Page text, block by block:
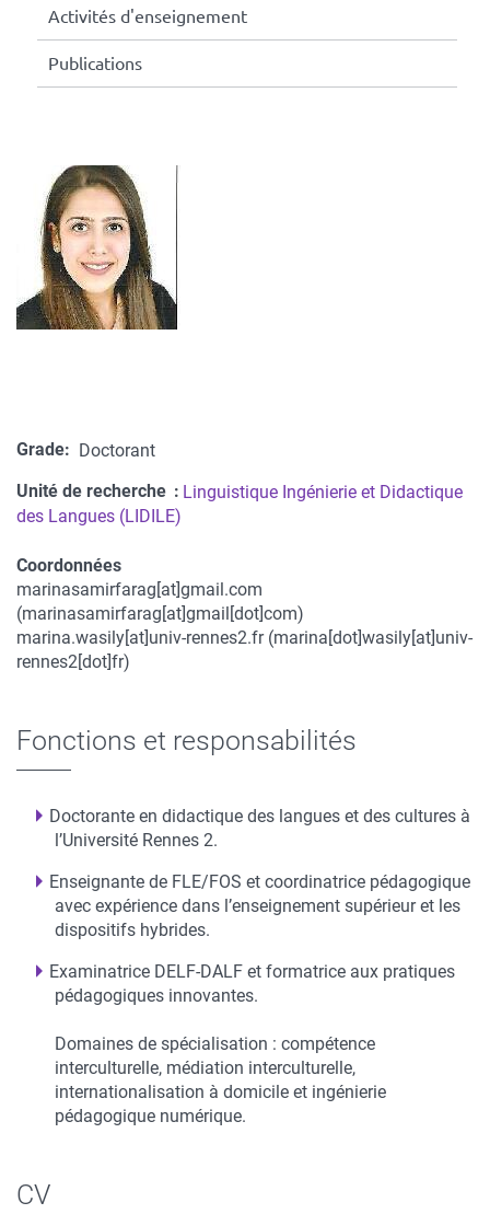
Activités d'enseignement
Publications
Grade
Doctorant
Unité de recherche
Linguistique Ingénierie et Didactique
des Langues (LIDILE)
Coordonnées
Coordonnées
marinasamirfarag[at]gmail.com
(marinasamirfarag[at]gmail[dot]com)
marina.wasily[at]univ-rennes2.fr(marina[dot]wasily[at]univ-
rennes2[dot]fr)
Fonctions et responsabilités
Doctorante en didactique des langues et des cultures à
l’Université Rennes 2.
Enseignante de FLE/FOS et coordinatrice pédagogique
avec expérience dans l’enseignement supérieur et les
dispositifs hybrides.
Examinatrice DELF-DALF et formatrice aux pratiques
pédagogiques innovantes.
Domaines de spécialisation : compétence
interculturelle, médiation interculturelle,
internationalisation à domicile et ingénierie
pédagogique numérique.
CV